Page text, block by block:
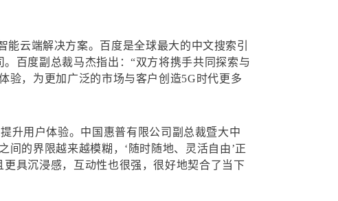
云端解决方案。百度是全球最大的中文搜索引
百度副总裁马杰指出：“双方将携手共同探索与
验，为更加广泛的市场与客户创造5G时代更多
升用户体验。中国惠普有限公司副总裁暨大中
的界限越来越模糊，‘随时随地、灵活自由’正
具沉浸感，互动性也很强，很好地契合了当下